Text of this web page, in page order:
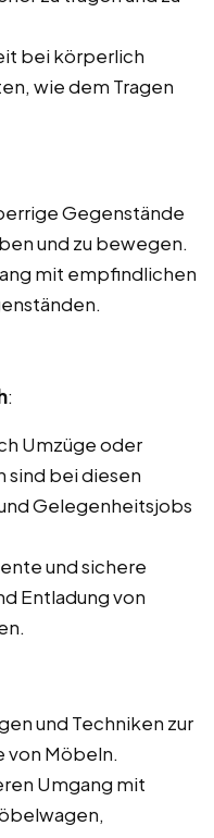
bei körperlich
wie dem Tragen
Gegenstände
und zu bewegen.
mit empfindlichen
:
Umzüge oder
bei diesen
Gelegenheitsjobs
und sichere
Entladung von
und Techniken zur
von Möbeln.
Umgang mit